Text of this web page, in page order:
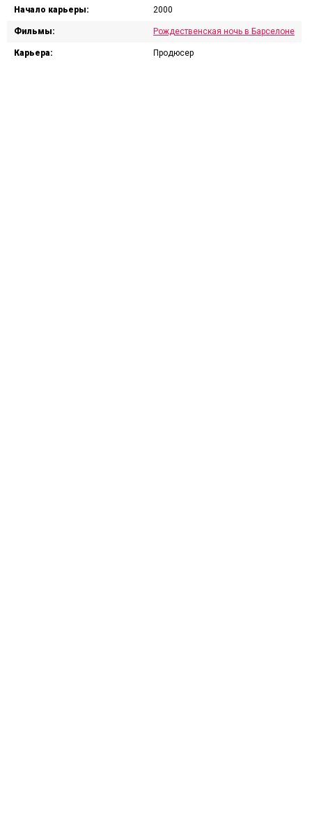
Начало карьеры: 2000
Фильмы: Рождественская ночь в Барселоне
Карьера: Продюсер